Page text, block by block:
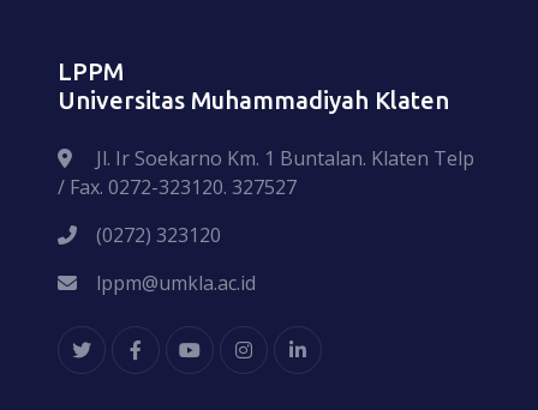
LPPM
Universitas Muhammadiyah Klaten
Jl. Ir Soekarno Km. 1 Buntalan. Klaten Telp
/ Fax. 0272-323120. 327527
(0272) 323120
lppm@umkla.ac.id